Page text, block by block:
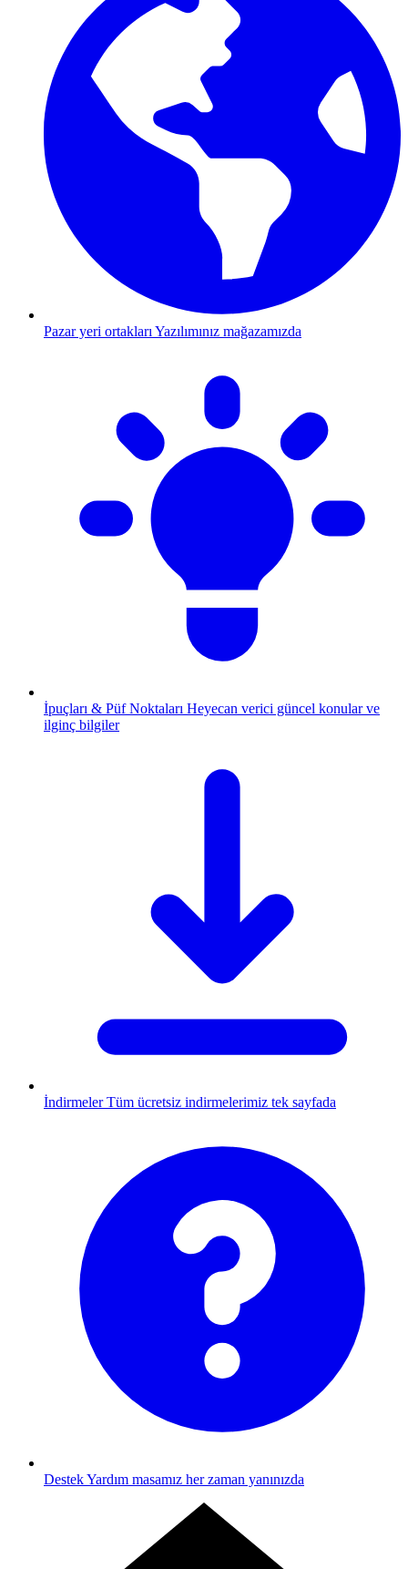
Pazar yeri ortakları Yazılımınız mağazamızda
İpuçları & Püf Noktaları Heyecan verici güncel konular ve
ilginç bilgiler
İndirmeler Tüm ücretsiz indirmelerimiz tek sayfada
DestekYardım masamız her zaman yanınızda